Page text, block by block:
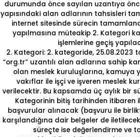
durumunda önce sayılan uzantıya
yapısındaki alan adlarının tahsisleri
internet sitesinde sürecin
yapılmasına müteakip 2. Kategori
işlemlerine geçiş
2. Kategori: 2. kategoride, 25.08.2023
“org.tr” uzantılı alan adlarına sahip
olan meslek kuruluşlarına, kamuya
vakıflar ile işçi ve işveren meslek
verilecektir. Bu kapsamda üç aylık bir
Kategorinin bitiş tarihinden itibaren
başvurular alınacak (başvuru ile
karşılandığına dair belgeler de
süreçte ise değerlendirme ve